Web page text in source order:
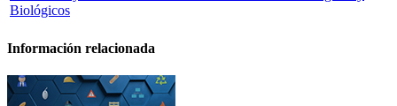
Biológicos
Información relacionada